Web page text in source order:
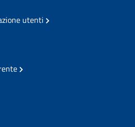
utenti